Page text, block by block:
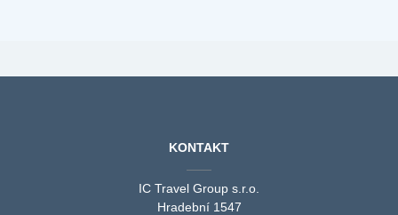
KONTAKT
IC Travel Group s.r.o.
Hradební 1547